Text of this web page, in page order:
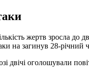
жертв зросла до
на загинув 28-річний
двічі оголошували